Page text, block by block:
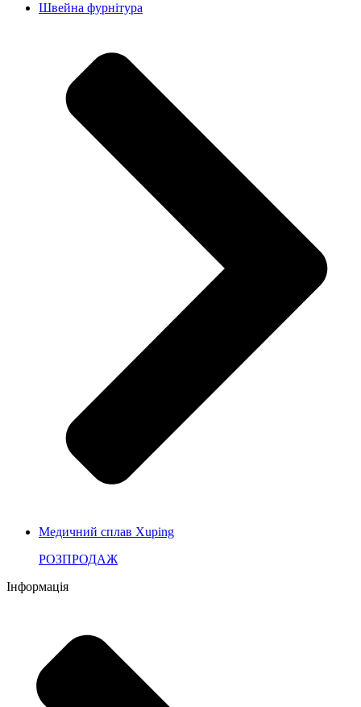
Швейна фурнітура
Медичний сплав Xuping
РОЗПРОДАЖ
Інформація